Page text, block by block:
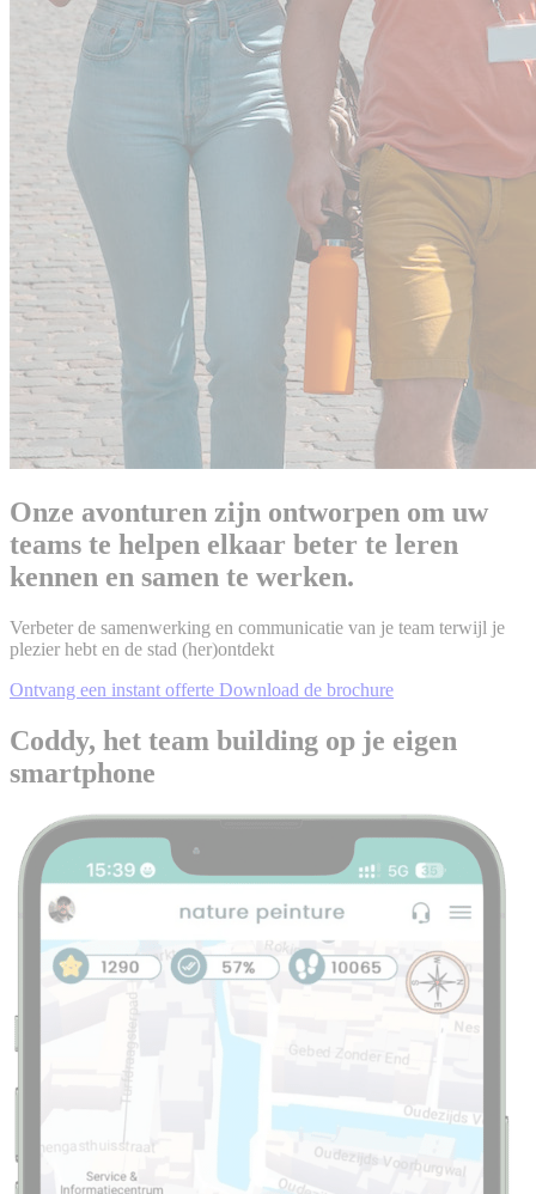
Onze avonturen zijn ontworpen om uw
teams te helpen elkaar beter te leren
kennen en samen te werken.
Verbeter de samenwerking en communicatie van je team terwijl je
plezier hebt en de stad (her)ontdekt
Ontvang een instant offerte Download de brochure
Coddy, het team building op je eigen
smartphone